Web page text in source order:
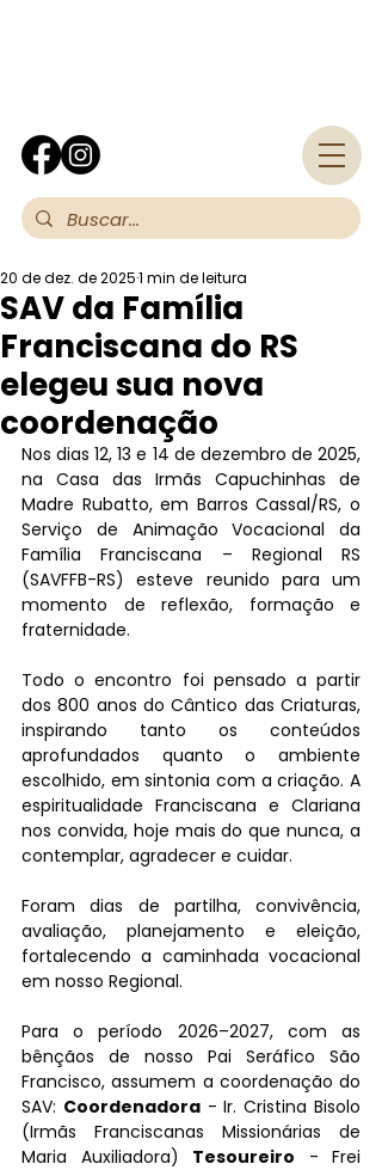
SAV da Família
Franciscana do RS
elegeu sua nova
coordenação
20 de dez. de 20251 min de leitura
Nos dias 12, 13 e 14 de dezembro de 2025,
na Casa das Irmãs Capuchinhas de
Madre Rubatto, em Barros Cassal/RS, o
Serviço de Animação Vocacional da
Família Franciscana – Regional RS
(SAVFFB-RS) esteve reunido para um
momento de reflexão, formação e
fraternidade.
Todo o encontro foi pensado a partir
dos 800 anos do Cântico das Criaturas,
inspirando tanto os conteúdos
aprofundados quanto o ambiente
escolhido, em sintonia com a criação. A
espiritualidade Franciscana e Clariana
nos convida, hoje mais do que nunca, a
contemplar, agradecer e cuidar.
Foram dias de partilha, convivência,
avaliação, planejamento e eleição,
fortalecendo a caminhada vocacional
em nosso Regional.
Para o período 2026–2027, com as
bênçãos de nosso Pai Seráfico São
Francisco, assumem a coordenação do
SAV: Coordenadora - Ir. Cristina Bisolo
(Irmãs Franciscanas Missionárias de
Maria Auxiliadora) Tesoureiro - Frei